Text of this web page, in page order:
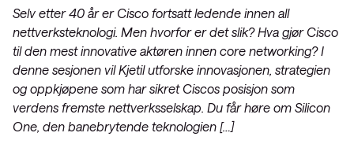
Selv etter 40 år er Cisco fortsatt ledende innen all
nettverksteknologi. Men hvorfor er det slik? Hva gjør Cisco
til den mest innovative aktøren innen core networking? I
denne sesjonen vil Kjetil utforske innovasjonen, strategien
og oppkjøpene som har sikret Ciscos posisjon som
verdens fremste nettverksselskap. Du får høre om Silicon
One, den banebrytende teknologien […]